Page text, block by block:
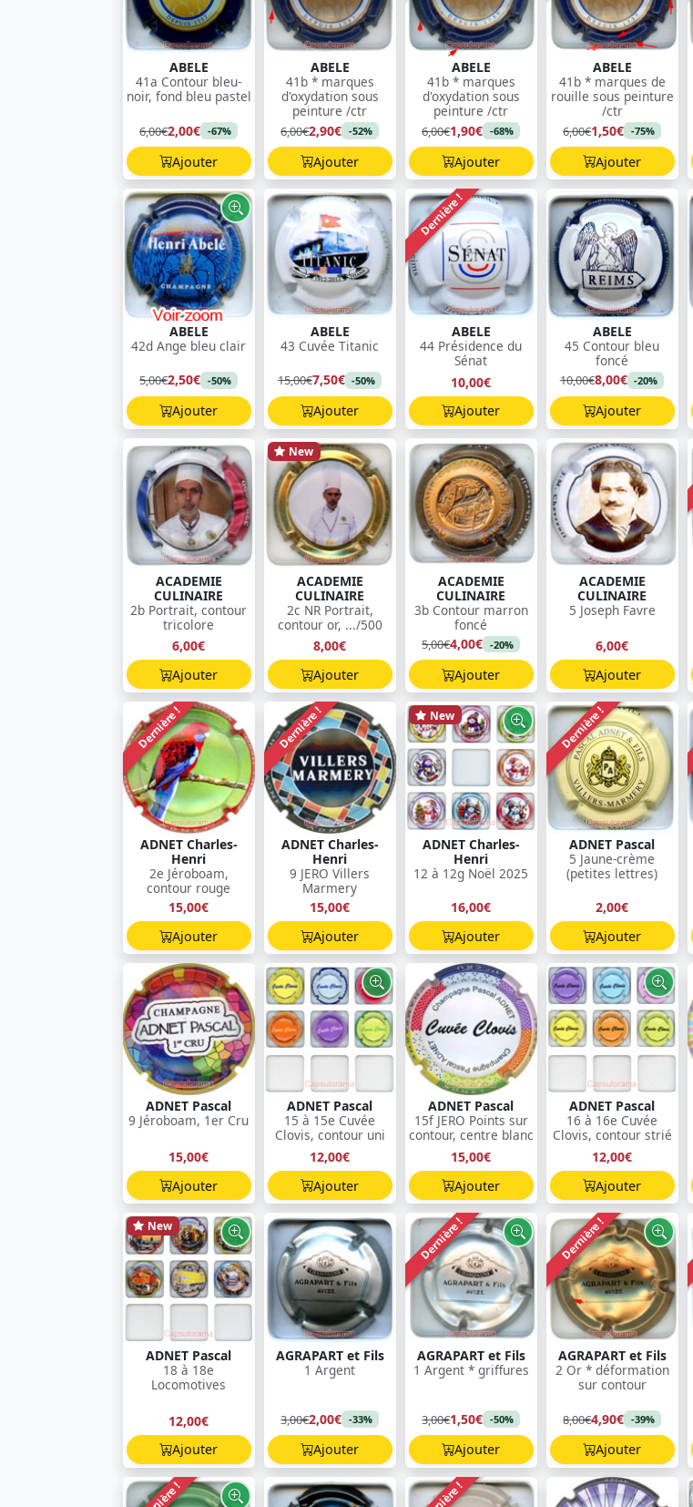
ABELE
41a Contour bleu-
noir, fond bleu pastel
6,00€2,00€ -67%
Ajouter
ABELE
41b * marques
d'oxydation sous
peinture /ctr
6,00€2,90€ -52%
Ajouter
ABELE
41b * marques
d'oxydation sous
peinture /ctr
6,00€1,90€ -68%
Ajouter
ABELE
41b * marques de
rouille sous peinture
/ctr
6,00€1,50€ -75%
Ajouter
ABELE
42d Ange bleu clair
5,00€2,50€ -50%
Ajouter
ABELE
43 Cuvée Titanic
15,00€7,50€ -50%
Ajouter
Dernière !
ABELE
44 Présidence du
Sénat
10,00€
Ajouter
ABELE
45 Contour bleu
foncé
10,00€8,00€ -20%
Ajouter
ACADEMIE
CULINAIRE
2b Portrait, contour
tricolore
6,00€
Ajouter
New
ACADEMIE
CULINAIRE
2c NR Portrait,
contour or, .../500
8,00€
Ajouter
ACADEMIE
CULINAIRE
3b Contour marron
foncé
5,00€4,00€ -20%
Ajouter
ACADEMIE
CULINAIRE
5 Joseph Favre
6,00€
Ajouter
Dernière !
ADNET Charles-
Henri
2e Jéroboam,
contour rouge
15,00€
Ajouter
Dernière !
ADNET Charles-
Henri
9 JERO Villers
Marmery
15,00€
Ajouter
New
ADNET Charles-
Henri
12 à 12g Noël 2025
16,00€
Ajouter
Dernière !
ADNET Pascal
5 Jaune-crème
(petites lettres)
2,00€
Ajouter
ADNET Pascal
9 Jéroboam, 1er Cru
15,00€
Ajouter
ADNET Pascal
15 à 15e Cuvée
Clovis, contour uni
12,00€
Ajouter
ADNET Pascal
15f JERO Points sur
contour, centre blanc
15,00€
Ajouter
ADNET Pascal
16 à 16e Cuvée
Clovis, contour strié
12,00€
Ajouter
New
ADNET Pascal
18 à 18e
Locomotives
12,00€
Ajouter
AGRAPART et Fils
1 Argent
3,00€2,00€ -33%
Ajouter
Dernière !
AGRAPART et Fils
1 Argent * griffures
3,00€1,50€ -50%
Ajouter
Dernière !
AGRAPART et Fils
2 Or * déformation
sur contour
8,00€4,90€ -39%
Ajouter